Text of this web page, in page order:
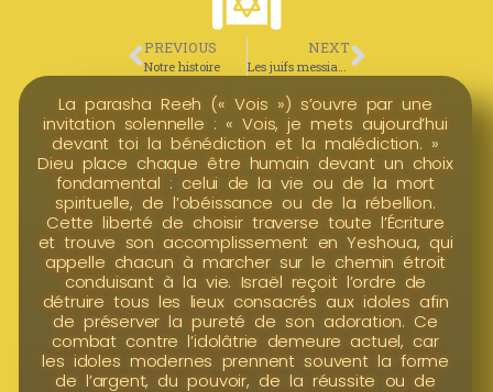
La parasha Reeh (« Vois ») s’ouvre par une
invitation solennelle : « Vois, je mets aujourd’hui
devant toi la bénédiction et la malédiction. »
Dieu place chaque être humain devant un choix
fondamental : celui de la vie ou de la mort
spirituelle, de l’obéissance ou de la rébellion.
Cette liberté de choisir traverse toute l’Écriture
et trouve son accomplissement en Yeshoua, qui
appelle chacun à marcher sur le chemin étroit
conduisant à la vie. Israël reçoit l’ordre de
détruire tous les lieux consacrés aux idoles afin
de préserver la pureté de son adoration. Ce
combat contre l’idolâtrie demeure actuel, car
les idoles modernes prennent souvent la forme
de l’argent, du pouvoir, de la réussite ou de
PREVIOUS
Notre histoire
NEXT
Les juifs messianiques